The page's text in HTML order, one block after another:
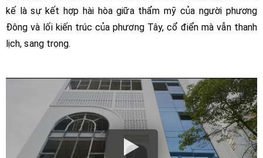
kế là sự kết hợp hài hòa giữa thẩm mỹ của người phương
Đông và lối kiến trúc của phương Tây, cổ điển mà vẫn thanh
lịch, sang trọng.